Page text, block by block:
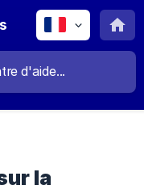
la